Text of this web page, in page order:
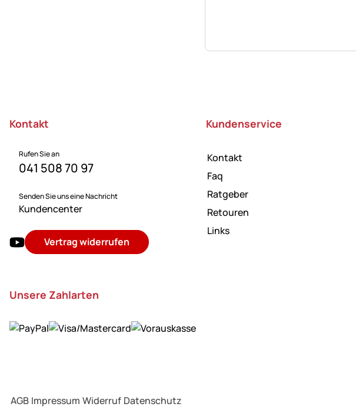
Kontakt
Rufen Sie an
041 508 70 97
Senden Sie uns eine Nachricht
Kundencenter
Vertrag widerrufen
Kundenservice
Kontakt
Faq
Ratgeber
Retouren
Links
Unsere Zahlarten
AGB Impressum Widerruf Datenschutz